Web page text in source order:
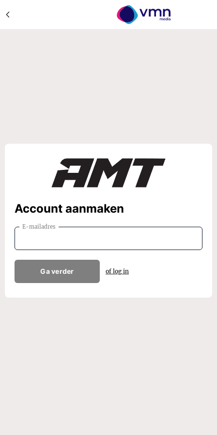
Account aanmaken
E-mailadres
Ga verder of log in